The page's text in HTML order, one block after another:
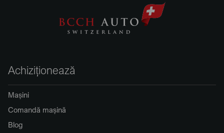
Achiziționează
Mașini
Comandă mașină
Blog